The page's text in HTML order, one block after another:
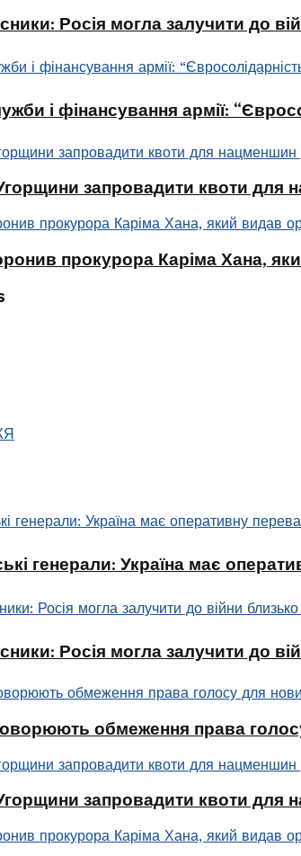
Росія могла залучити до
і фінансування армії:
запровадити квоти для
прокурора Каріма Хана,
генерали: Україна має
Росія могла залучити до
обмеження права
запровадити квоти для